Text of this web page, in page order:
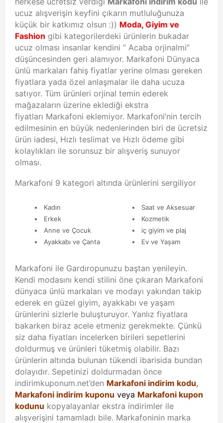
ucuz alışverişin keyfini çıkarın mutluluğunuza
küçük bir katkımız olsun :)) Moda, Giyim ve
Fashion gibi kategorilerdeki ürünlerin bukadar
ucuz olması insanlar kendini ” Acaba orjinalmi”
düşüncesinden geri alamıyor. Markafoni Dünyaca
ünlü markaları fahiş fiyatlar yerine olması gereken
fiyatlara yada özel anlaşmalar ile daha ucuza
satıyor. Tüm ürünleri orjinal temin ederek
mağazaların üzerine eklediği ekstra
fiyatları Markafoni eklemiyor. Markafoni’nin tercih
edilmesinin en büyük nedenlerinden biri de ücretsiz
ürün iadesi, Hızlı teslimat ve Hızlı ödeme gibi
kolaylıkları ile sorunsuz bir alışveriş sunuyor
olması.
Markafoni 9 kategori altında ürünlerini sergiliyor
Kadın
Erkek
Anne ve Çocuk
Ayakkabı ve Çanta
Saat ve Aksesuar
Kozmetik
iç giyim ve plaj
Ev ve Yaşam
Markafoni ile Gardıropunuzu baştan yenileyin.
Kendi modasını kendi stilini öne çıkaran Markafoni
dünyaca ünlü markaları ve modayı yakından takip
ederek en güzel giyim, ayakkabı ve yaşam
ürünlerini sizlerle buluşturuyor. Yanlız fiyatlara
bakarken biraz acele etmeniz gerekmekte. Çünkü
siz daha fiyatları incelerken birileri sepetlerini
doldurmuş ve ürünleri tüketmiş olabilir. Bazı
ürünlerin altında bulunan tükendi ibarisida bundan
dolayıdır. Sepetinizi doldurmadan önce
indirimkuponum.net’den Markafoni indirim kodu,
Markafoni indirim kuponu veya Markafoni kupon
kodunu kopyalayanlar ekstra indirimler ile
alışverişini tamamladı bile. Markafoninin marka